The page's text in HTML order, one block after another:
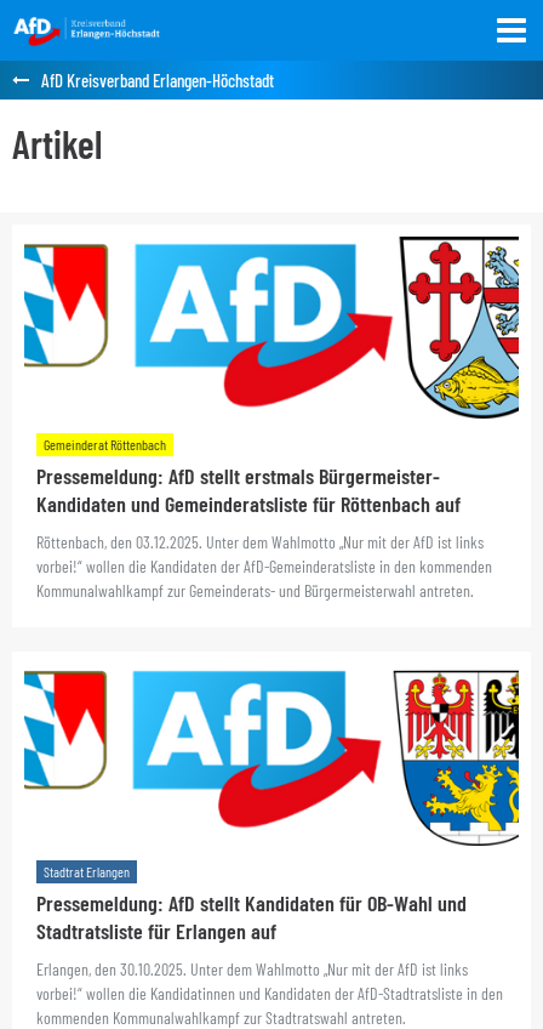
AfD Kreisverband Erlangen-Höchstadt
Artikel
Gemeinderat Röttenbach
Pressemeldung: AfD stellt erstmals Bürgermeister-
Kandidaten und Gemeinderatsliste für Röttenbach auf
Röttenbach, den 03.12.2025. Unter dem Wahlmotto „Nur mit der AfD ist links
vorbei!“ wollen die Kandidaten der AfD-Gemeinderatsliste in den kommenden
Kommunalwahlkampf zur Gemeinderats- und Bürgermeisterwahl antreten.
Stadtrat Erlangen
Pressemeldung: AfD stellt Kandidaten für OB-Wahl und
Stadtratsliste für Erlangen auf
Erlangen, den 30.10.2025. Unter dem Wahlmotto „Nur mit der AfD ist links
vorbei!“ wollen die Kandidatinnen und Kandidaten der AfD-Stadtratsliste in den
kommenden Kommunalwahlkampf zur Stadtratswahl antreten.